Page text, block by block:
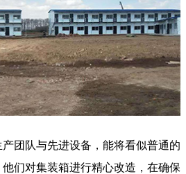
产团队与先进设备，能将看似普通的
们对集装箱进行精心改造，在确保